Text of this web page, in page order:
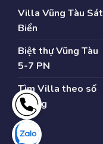
Villa Vũng Tàu Sát
Biển
Biệt thự Vũng Tàu
5-7 PN
Tìm Villa theo số
Phòng